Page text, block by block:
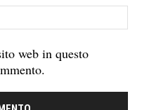
web in questo